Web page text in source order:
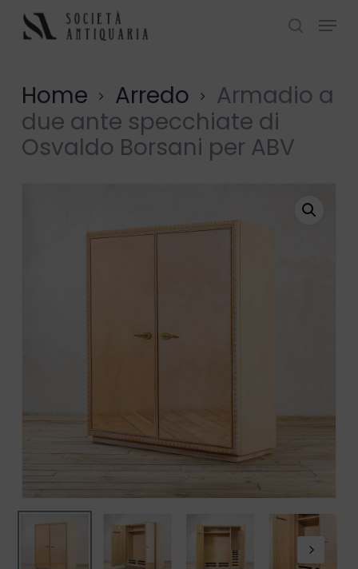
Skip
search
Menu
Home Arredo
Armadio a
due ante specchiate di
Osvaldo Borsani per ABV